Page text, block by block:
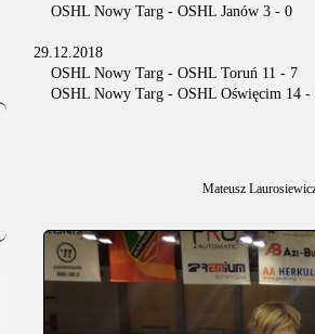
OSHL Nowy Targ - OSHL Janów 3 - 0
29.12.2018
OSHL Nowy Targ - OSHL Toruń 11 - 7
OSHL Nowy Targ - OSHL Oświęcim 14 -
Mateusz